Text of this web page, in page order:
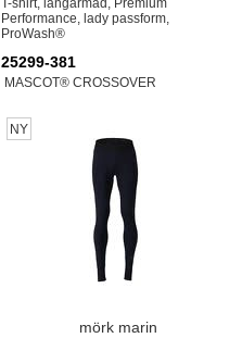
Performance, lady passform,
ProWash®
25299-381
MASCOT® CROSSOVER
NY
mörk marin